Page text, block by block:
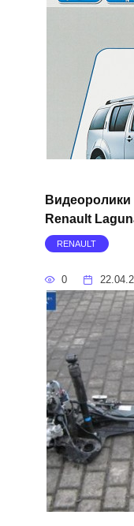
Renault
RENAULT
0